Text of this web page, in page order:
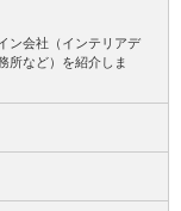
ン会社（インテリアデ
所など）を紹介しま